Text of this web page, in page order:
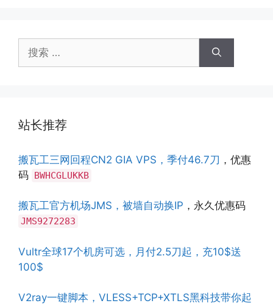
索：
站长推荐
搬瓦工三网回程CN2 GIA VPS，季付46.7刀 ，优惠
码 BWHCGLUKKB
搬瓦工官方机场JMS，被墙自动换IP ，永久优惠码
JMS9272283
Vultr全球17个机房可选，月付2.5刀起，充10$送
100$
V2ray一键脚本，VLESS+TCP+XTLS黑科技带你起